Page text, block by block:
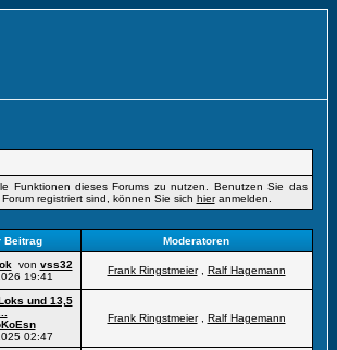
Funktionen dieses Forums zu nutzen. Benutzen Sie das
registriert sind, können Sie sich hieranmelden.
Beitrag Moderatoren
von vss32
19:41
Frank Ringstmeier, Ralf Hagemann
und 13,5
02:47
Frank Ringstmeier, Ralf Hagemann